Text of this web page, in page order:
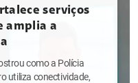
serviços
amplia a
como a Polícia
utiliza conectividade,